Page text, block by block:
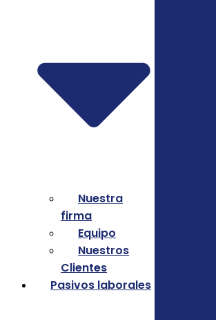
Nuestra
firma
Equipo
Nuestros
Clientes
Pasivos laborales